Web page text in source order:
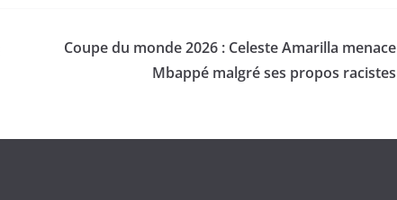
Coupe du monde 2026 : Celeste Amarilla menace
Mbappé malgré ses propos racistes